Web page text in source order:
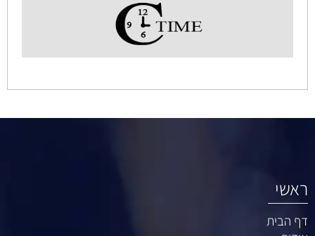
ראשי
דף הבית